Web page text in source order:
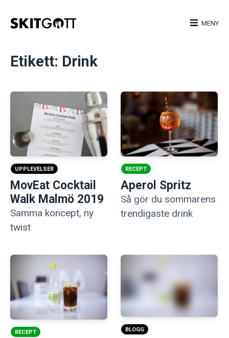
MENY
Etikett: Drink
UPPLEVELSER
MovEat Cocktail
Walk Malmö 2019
Samma koncept, ny
twist
RECEPT
Aperol Spritz
Så gör du sommarens
trendigaste drink
RECEPT BLOGG